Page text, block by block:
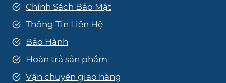
Chính Sách Bảo Mật
Thông Tin Liên Hệ
Bảo Hành
Hoàn trả sản phẩm
Vận chuyển giao hàng